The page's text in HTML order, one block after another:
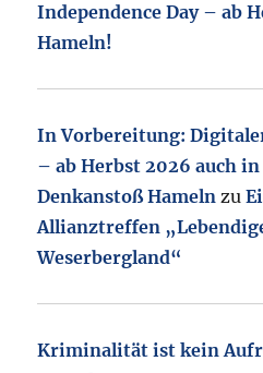
Independence Day – ab
Hameln!
In Vorbereitung:
– ab Herbst 2026 auch
Denkanstoß Hameln zu
Allianztreffen
Weserbergland“
Kriminalität ist kein